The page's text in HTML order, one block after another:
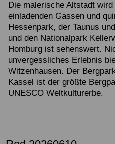
Die malerische Altstadt
einladenden Gassen und
Hessenpark, der Taunus
und den Nationalpark
Homburg ist sehenswert.
unvergessliches Erlebnis
Witzenhausen. Der
Kassel ist der größte
UNESCO Weltkulturerbe.